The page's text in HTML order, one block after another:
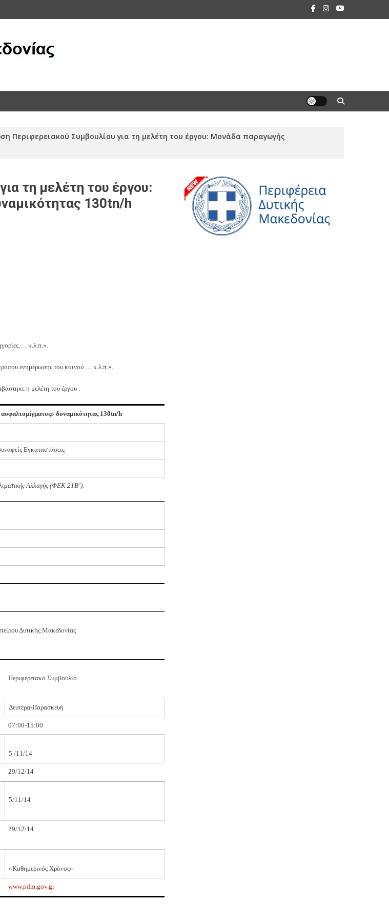
2015)
Περιφερειακού Συμβουλίου για τη μελέτη του έργου: Μονάδα παραγωγής
τη μελέτη του έργου:
130tn/h
κ.λ.π.».
ενημέρωσης του κοινού … κ.λ.π.».
η μελέτη του έργου :
δυναμικότητας 130tn/h
Εγκαταστάσεις
Αλλαγής (ΦΕΚ 21Β’).
Δυτικής Μακεδονίας
Περιφερειακό Συμβούλιο.
Δευτέρα-Παρασκευή
07:00-15:00
5 /11/14
29/12/14
5/11/14
29/12/14
«Καθημερινός Χρόνος»
www.pdm.gov.gr